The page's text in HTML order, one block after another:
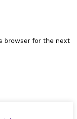
browser for the next